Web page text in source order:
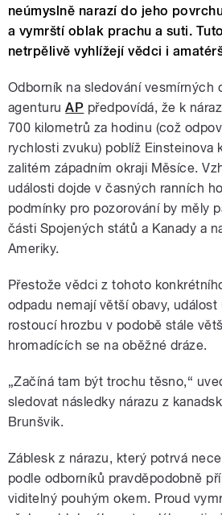
neúmyslně narazí do jeho
a vymrští oblak prachu a suti.
netrpělivě vyhlížejí vědci i
Odborník na sledování vesmírných
agenturuAP předpovídá, že k
700 kilometrů za hodinu (což
rychlosti zvuku) poblíž Einsteinova
zalitém západním okraji Měsíce.
události dojde v časných ranních
podmínky pro pozorování by měly
části Spojených států a Kanady a
Ameriky.
Přestože vědci z tohoto
odpadu nemají větší obavy,
rostoucí hrozbu v podobě stále
hromadících se na oběžné dráze.
„Začíná tam být trochu těsno,“
sledovat následky nárazu z
Brunšvik.
Záblesk z nárazu, který potrvá
podle odborníků pravděpodobně
viditelný pouhým okem. Proud